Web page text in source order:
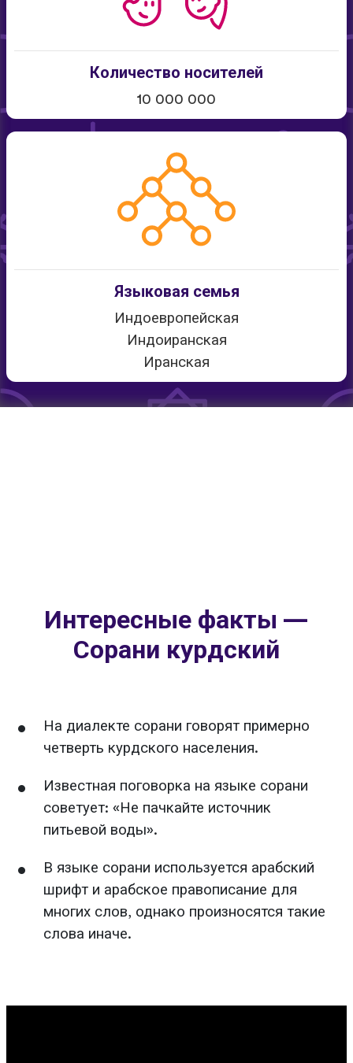
Количество носителей
10 000 000
Языковая семья
Индоевропейская
Индоиранская
Иранская
Интересные факты —
Сорани курдский
На диалекте сорани говорят примерно
четверть курдского населения.
Известная поговорка на языке сорани
советует: «Не пачкайте источник
питьевой воды».
В языке сорани используется арабский
шрифт и арабское правописание для
многих слов, однако произносятся такие
слова иначе.